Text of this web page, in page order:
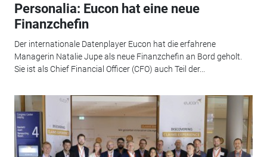
Personalia: Eucon hat eine neue
Finanzchefin
Der internationale Datenplayer Eucon hat die erfahrene
Managerin Natalie Jupe als neue Finanzchefin an Bord geholt.
Sie ist als Chief Financial Officer (CFO) auch Teil der...